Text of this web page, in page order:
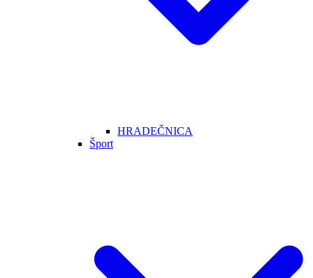
HRADEČNICA
Šport